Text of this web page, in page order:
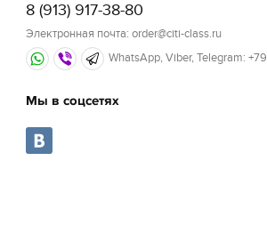
8 (913) 917-38-80
Электронная почта: order@citi-class.ru
WhatsApp, Viber, Telegram:
Мы в соцсетях